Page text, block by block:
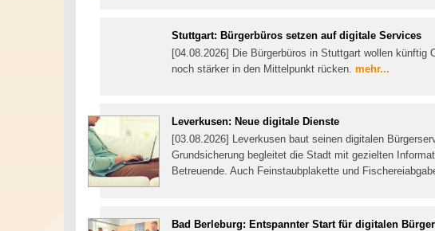
Stuttgart: Bürgerbüros setzen auf digitale Services
[04.08.2026] Die Bürgerbüros in Stuttgart wollen künftig
noch stärker in den Mittelpunkt rücken. mehr...
Leverkusen: Neue digitale Dienste
[03.08.2026] Leverkusen baut seinen digitalen
Grundsicherung begleitet die Stadt mit gezielten
Betreuende. Auch Feinstaubplakette und
Bad Berleburg: Entspannter Start für digitalen